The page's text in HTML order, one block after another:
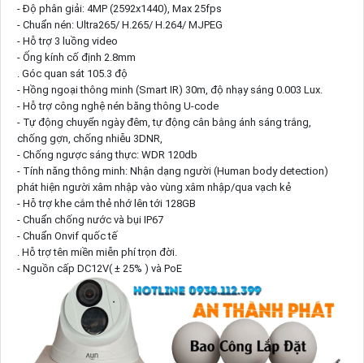
- Độ phân giải: 4MP (2592x1440), Max 25fps
- Chuẩn nén: Ultra265/ H.265/ H.264/ MJPEG
- Hỗ trợ 3 luồng video
- Ống kính cố định 2.8mm
. Góc quan sát 105.3 độ
- Hồng ngoại thông minh (Smart IR) 30m, độ nhạy sáng 0.003 Lux.
- Hỗ trợ công nghệ nén băng thông U-code
- Tự động chuyển ngày đêm, tự động cân bằng ánh sáng trắng,
chống gợn, chống nhiễu 3DNR,
- Chống ngược sáng thực: WDR 120db
- Tính năng thông minh: Nhận dạng người (Human body detection)
phát hiện người xâm nhập vào vùng xâm nhập/qua vạch kẻ
- Hỗ trợ khe cắm thẻ nhớ lên tới 128GB
- Chuẩn chống nước và bụi IP67
- Chuẩn Onvif quốc tế
. Hỗ trợ tên miền miễn phí trọn đời.
- Nguồn cấp DC12V( ± 25% ) và PoE